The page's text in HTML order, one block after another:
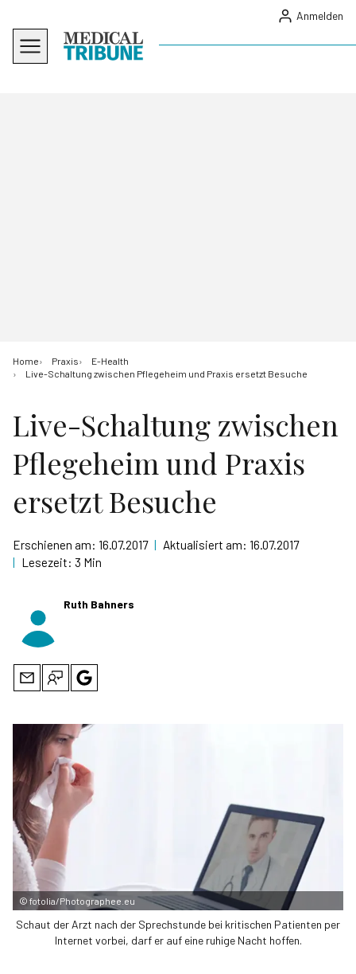
Anmelden
Home Praxis
E-Health
Live-Schaltung zwischen Pflegeheim und Praxis ersetzt Besuche
Live-Schaltung zwischen
Pflegeheim und Praxis
ersetzt Besuche
Erschienen am: 16.07.2017 | Aktualisiert am: 16.07.2017
| Lesezeit: 3 Min
Ruth Bahners
© fotolia/Photographee.eu
Schaut der Arzt nach der Sprechstunde bei kritischen Patienten per
Internet vorbei, darf er auf eine ruhige Nacht hoffen.